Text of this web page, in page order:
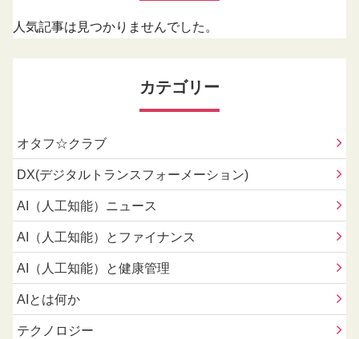
人気記事は見つかりませんでした。
カテゴリー
オタフ☆クラブ
DX(デジタルトランスフォーメーション)
AI（人工知能）ニュース
AI（人工知能）とファイナンス
AI（人工知能）と健康管理
AIとは何か
テクノロジー